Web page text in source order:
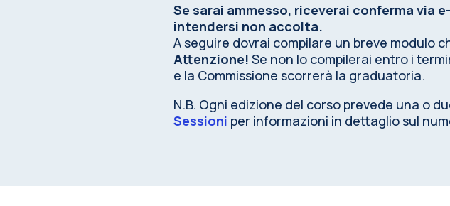
Se sarai ammesso, riceverai conferma via
intendersi non accolta.
A seguire dovrai compilare un breve modulo
Attenzione! Se non lo compilerai entro i
e la Commissione scorrerà la graduatoria.
N.B. Ogni edizione del corso prevede una o
Sessioni per informazioni in dettaglio sul